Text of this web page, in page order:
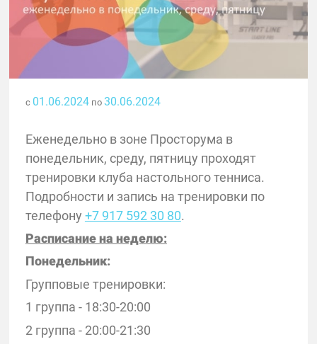
с 01.06.2024 по 30.06.2024
Еженедельно в зоне Просторума в
понедельник, среду, пятницу проходят
тренировки клуба настольного тенниса.
Подробности и запись на тренировки по
телефону +7 917 592 30 80.
Расписание на неделю:
Понедельник:
Групповые тренировки:
1 группа - 18:30-20:00
2 группа - 20:00-21:30